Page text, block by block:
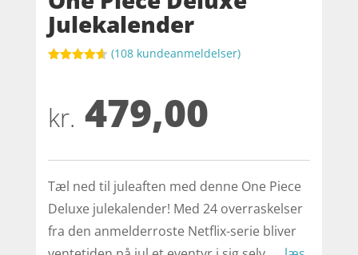
Julekalender
baseret på
kundebedø
mmelser
(108 kundeanmeldelser)
kr. 479,00
Tæl ned til juleaften med denne One Piece
Deluxe julekalender! Med 24 overraskelser
fra den anmelderroste Netflix-serie bliver